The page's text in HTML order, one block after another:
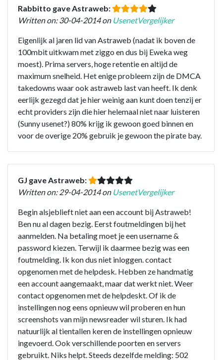
Rabbitto gave Astraweb:
Written on: 30-04-2014 on UsenetVergelijker
Eigenlijk al jaren lid van Astraweb (nadat ik boven de
100mbit uitkwam met ziggo en dus bij Eweka weg
moest). Prima servers, hoge retentie en altijd de
maximum snelheid. Het enige probleem zijn de DMCA
takedowns waar ook astraweb last van heeft. Ik denk
eerlijk gezegd dat je hier weinig aan kunt doen tenzij er
echt providers zijn die hier helemaal niet naar luisteren
(Sunny usenet?) 80% krijg ik gewoon goed binnen en
voor de overige 20% gebruik je gewoon the pirate bay.
GJ gave Astraweb:
Written on: 29-04-2014 on UsenetVergelijker
Begin alsjeblieft niet aan een account bij Astraweb!
Ben nu al dagen bezig. Eerst foutmeldingen bij het
aanmelden. Na betaling moet je een username &
password kiezen. Terwijl ik daarmee bezig was een
foutmelding. Ik kon dus niet inloggen. contact
opgenomen met de helpdesk. Hebben ze handmatig
een account aangemaakt, maar dat werkt niet. Weer
contact opgenomen met de helpdeskt. Of ik de
instellingen nog eens opnieuw wil proberen en hun
screenshots van mijn newsreader wil sturen. Ik had
natuurlijk al tientallen keren de instellingen opnieuw
ingevoerd. Ook verschillende poorten en servers
gebruikt. Niks helpt. Steeds dezelfde melding: 502